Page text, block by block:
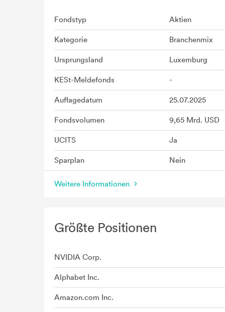
Fondstyp Aktien
Kategorie Branchenmix
Ursprungsland Luxemburg
KESt-Meldefonds -
Auflagedatum 25.07.2025
Fondsvolumen 9,65 Mrd. USD
UCITS Ja
Sparplan Nein
Weitere Informationen
Größte Positionen
NVIDIA Corp.
Alphabet Inc.
Amazon.com Inc.